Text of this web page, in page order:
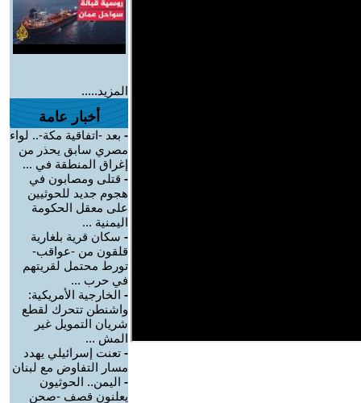
المزيد.....
أخبار عامة
- بعد -اتفاقية مكة-.. لواء
مصري سابق يحذر من
إغراق المنطقة في ...
- قتلى ومصابون في
هجوم جديد للحوثيين
على معقل الحكومة
اليمنية ...
- سكان قرية بلغارية
قلقون من -عواقب-
تورط محتمل لقريتهم
في حرب ...
- الخارجية الأمريكية:
واشنطن تتحرك لقطع
شريان التمويل غير
المش ...
- تعنت إسرائيلي يهدد
مسار التفاوض مع لبنان
- اليمن.. الحوثيون
يعلنون قصف -صحن